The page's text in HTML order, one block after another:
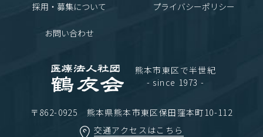
熊本市東区で半世紀
- since 1973 -
〒862-0925 熊本県熊本市東区保田窪本町10-112
交通アクセスはこちら
採用・募集について プライバシーポリシー
お問い合わせ